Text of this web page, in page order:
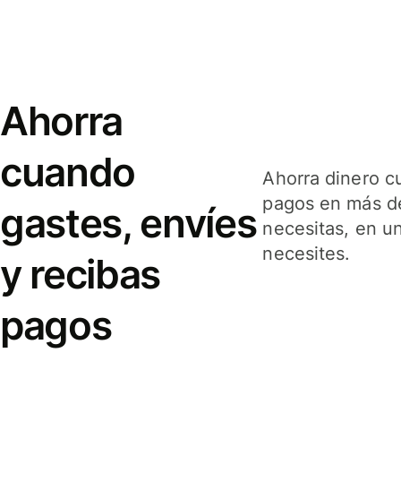
Ahorra
cuando
gastes, envíes
y recibas
pagos
Ahorra dinero
pagos en más
necesitas, en
necesites.